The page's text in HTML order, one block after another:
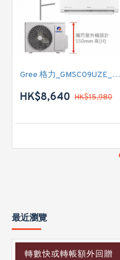
Gree 格力_GMSC09UZE_GMSC12UZE_GMSC18UZC_R32 掛牆變頻式1拖2分體冷氣機 (淨冷型)
HK$8,640 HK$15,980
最近瀏覽
轉數快或轉帳額外回贈